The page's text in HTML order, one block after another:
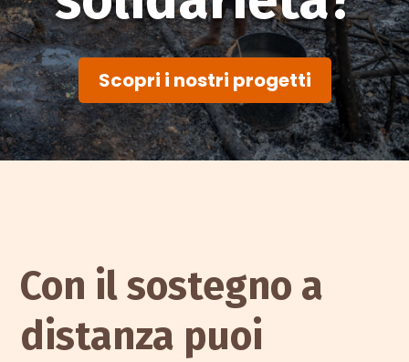
Scopri i nostri progetti
Con il sostegno a
distanza puoi